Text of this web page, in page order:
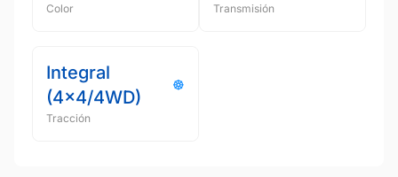
Color Transmisión
Integral
(4x4/4WD)
Tracción